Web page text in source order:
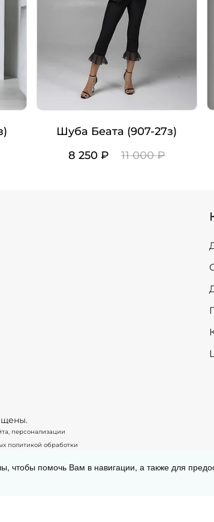
Шуба Беата (907-27з)
8 250 ₽
11 000 ₽
персонализации
политикой обработки
чтобы помочь Вам в навигации, а также для